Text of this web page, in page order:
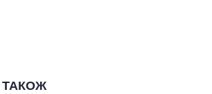
ТАКОЖ